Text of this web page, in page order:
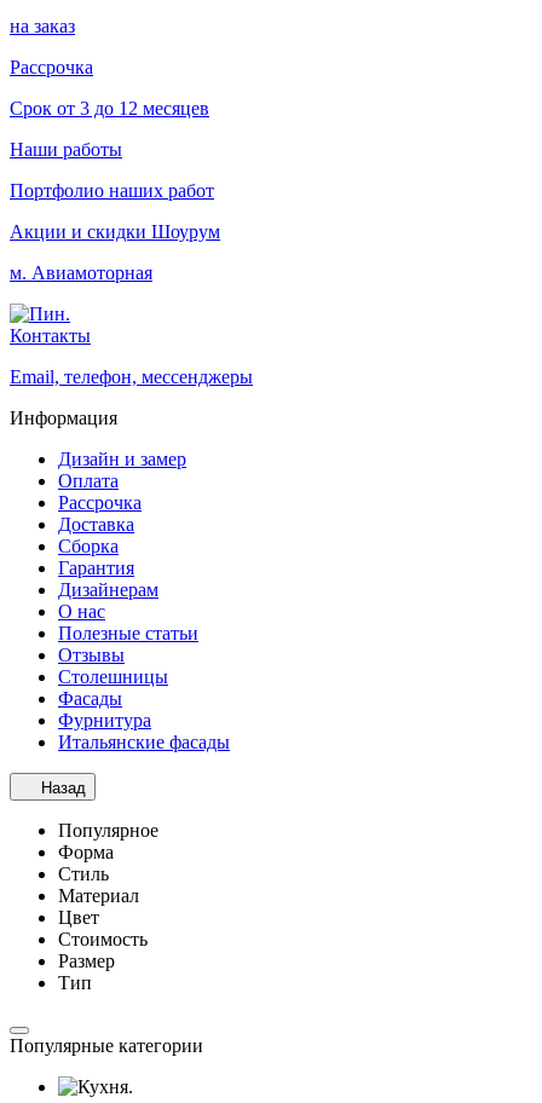
на заказ
Рассрочка
Срок от 3 до 12 месяцев
Наши работы
Портфолио наших работ
Акции и скидки Шоурум
м. Авиамоторная
Контакты
Email, телефон, мессенджеры
Информация
Дизайн и замер
Оплата
Рассрочка
Доставка
Сборка
Гарантия
Дизайнерам
О нас
Полезные статьи
Отзывы
Столешницы
Фасады
Фурнитура
Итальянские фасады
Назад
Популярное
Форма
Стиль
Материал
Цвет
Стоимость
Размер
Тип
Популярные категории